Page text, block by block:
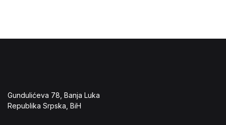
Gundulićeva 78, Banja Luka
Republika Srpska, BiH